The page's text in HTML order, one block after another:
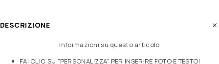
DESCRIZIONE
Informazioni su questo articolo
FAI CLIC SU ”PERSONALIZZA” PER INSERIRE FOTO E TESTO!